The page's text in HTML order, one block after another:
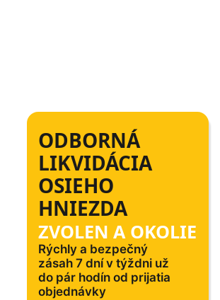
ODBORNÁ
LIKVIDÁCIA
OSIEHO
HNIEZDA
ZVOLEN A OKOLIE
Rýchly a bezpečný
zásah 7 dní v týždni už
do pár hodín od prijatia
objednávky